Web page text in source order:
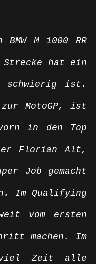
M 1000 RR
hat ein
schwierig ist.
MotoGP, ist
in den Top
Florian Alt,
Job gemacht
Im Qualifying
vom ersten
machen. Im
viel Zeit alle